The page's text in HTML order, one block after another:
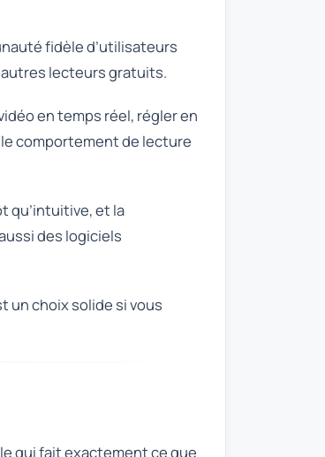
fidèle d’utilisateurs
autres lecteurs gratuits.
en temps réel, régler en
comportement de lecture
qu’intuitive, et la
des logiciels
un choix solide si vous
qui fait exactement ce que